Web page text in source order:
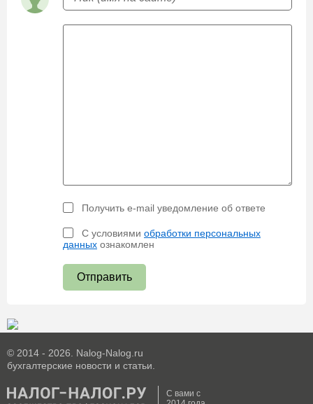
Получить e-mail уведомление об ответе
С условиями обработки персональных
данных ознакомлен
Отправить
© 2014 - 2026. Nalog-Nalog.ru
бухгалтерские новости и статьи.
С вами с